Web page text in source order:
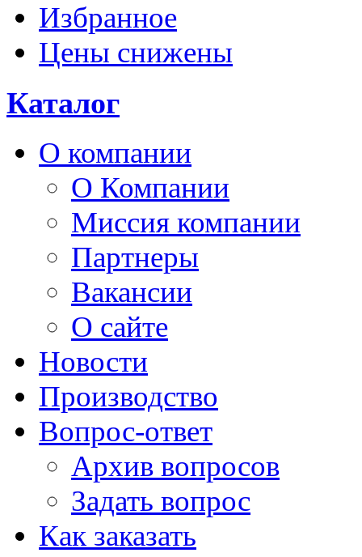
Избранное
Цены снижены
Каталог
О компании
О Компании
Миссия компании
Партнеры
Вакансии
О сайте
Новости
Производство
Вопрос-ответ
Архив вопросов
Задать вопрос
Как заказать